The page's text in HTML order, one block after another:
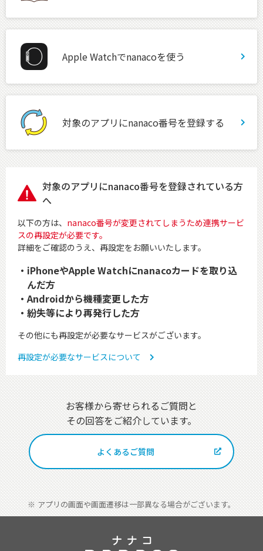
Apple Watchでnanacoを使う
対象のアプリにnanaco番号を登録する
対象のアプリにnanaco番号を登録されている方
へ
以下の方は、 nanaco番号が変更されてしまうため連携サービ
スの再設定が必要です。
詳細をご確認のうえ、再設定をお願いいたします。
iPhoneやApple Watchにnanacoカードを取り込
んだ方
Androidから機種変更した方
紛失等により再発行した方
その他にも再設定が必要なサービスがございます。
再設定が必要なサービスについて
お客様から寄せられるご質問と
その回答をご紹介しています。
よくあるご質問
アプリの画面や画面遷移は一部異なる場合がございます。